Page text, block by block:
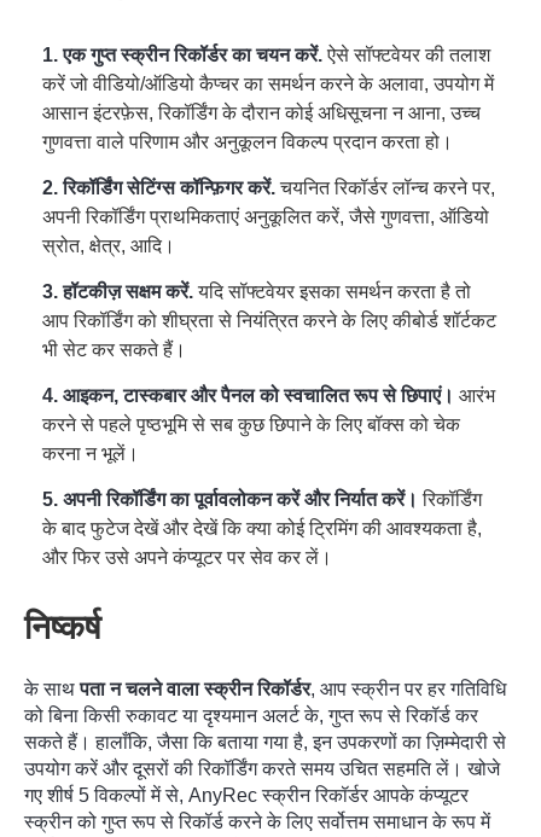
1. एक गुप्त स्क्रीन रिकॉर्डर का चयन करें.ऐसे सॉफ्टवेयर की तलाश
करें जो वीडियो/ऑडियो कैप्चर का समर्थन करने के अलावा, उपयोग में
आसान इंटरफ़ेस, रिकॉर्डिंग के दौरान कोई अधिसूचना न आना, उच्च
गुणवत्ता वाले परिणाम और अनुकूलन विकल्प प्रदान करता हो।
2. रिकॉर्डिंग सेटिंग्स कॉन्फ़िगर करें.चयनित रिकॉर्डर लॉन्च करने पर,
अपनी रिकॉर्डिंग प्राथमिकताएं अनुकूलित करें, जैसे गुणवत्ता, ऑडियो
स्रोत, क्षेत्र, आदि।
3. हॉटकीज़ सक्षम करें.यदि सॉफ्टवेयर इसका समर्थन करता है तो
आप रिकॉर्डिंग को शीघ्रता से नियंत्रित करने के लिए कीबोर्ड शॉर्टकट
भी सेट कर सकते हैं।
4. आइकन, टास्कबार और पैनल को स्वचालित रूप से छिपाएं। आरंभ
करने से पहले पृष्ठभूमि से सब कुछ छिपाने के लिए बॉक्स को चेक
करना न भूलें।
5. अपनी रिकॉर्डिंग का पूर्वावलोकन करें और निर्यात करें। रिकॉर्डिंग
के बाद फुटेज देखें और देखें कि क्या कोई ट्रिमिंग की आवश्यकता है,
और फिर उसे अपने कंप्यूटर पर सेव कर लें।
निष्कर्ष
के साथपता न चलने वाला स्क्रीन रिकॉर्डर, आप स्क्रीन पर हर गतिविधि
को बिना किसी रुकावट या दृश्यमान अलर्ट के, गुप्त रूप से रिकॉर्ड कर
सकते हैं। हालाँकि, जैसा कि बताया गया है, इन उपकरणों का ज़िम्मेदारी से
उपयोग करें और दूसरों की रिकॉर्डिंग करते समय उचित सहमति लें। खोजे
गए शीर्ष 5 विकल्पों में से, AnyRec स्क्रीन रिकॉर्डर आपके कंप्यूटर
स्क्रीन को गुप्त रूप से रिकॉर्ड करने के लिए सर्वोत्तम समाधान के रूप में